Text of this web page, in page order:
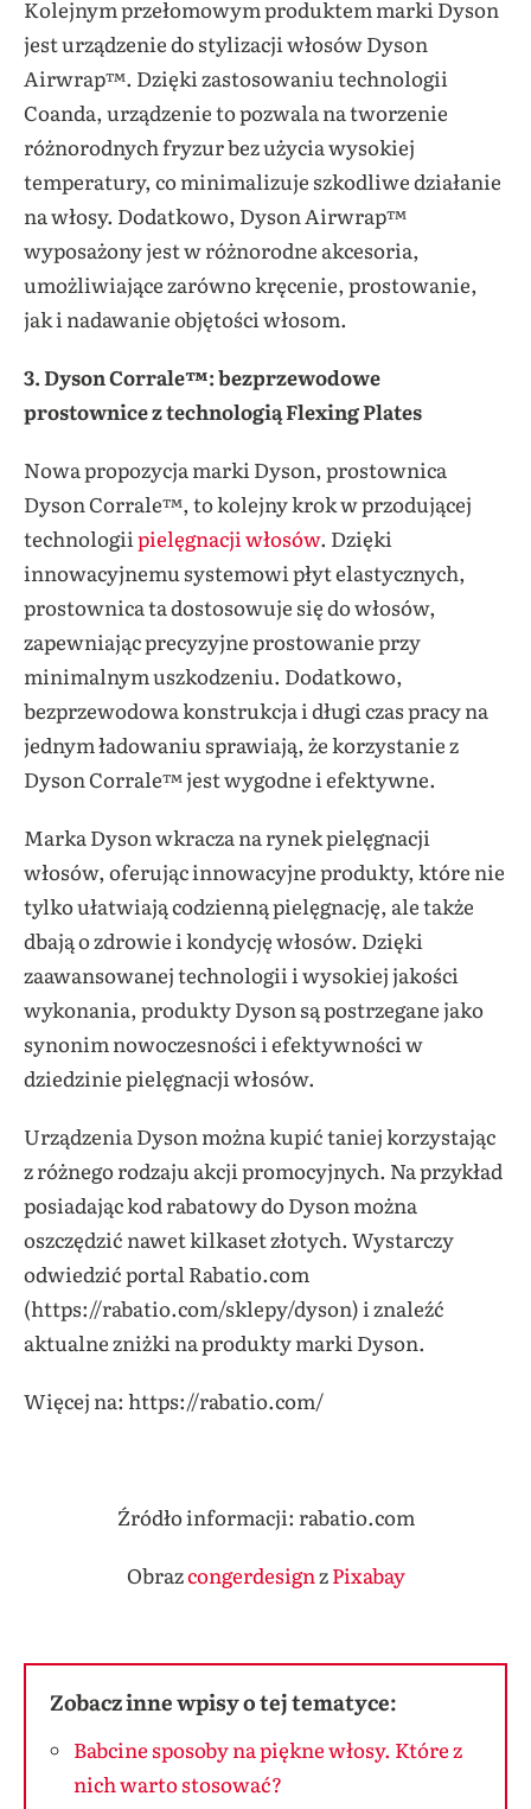
Kolejnym przełomowym produktem marki Dyson
jest urządzenie do stylizacji włosów Dyson
Airwrap™. Dzięki zastosowaniu technologii
Coanda, urządzenie to pozwala na tworzenie
różnorodnych fryzur bez użycia wysokiej
temperatury, co minimalizuje szkodliwe działanie
na włosy. Dodatkowo, Dyson Airwrap™
wyposażony jest w różnorodne akcesoria,
umożliwiające zarówno kręcenie, prostowanie,
jak i nadawanie objętości włosom.
3. Dyson Corrale™: bezprzewodowe
prostownice z technologią Flexing Plates
Nowa propozycja marki Dyson, prostownica
Dyson Corrale™, to kolejny krok w przodującej
technologiipielęgnacjiwłosów. Dzięki
innowacyjnemu systemowi płyt elastycznych,
prostownica ta dostosowuje się do włosów,
zapewniając precyzyjne prostowanie przy
minimalnym uszkodzeniu. Dodatkowo,
bezprzewodowa konstrukcja i długi czas pracy na
jednym ładowaniu sprawiają, że korzystanie z
Dyson Corrale™ jest wygodne i efektywne.
Marka Dyson wkracza na rynek pielęgnacji
włosów, oferując innowacyjne produkty, które nie
tylko ułatwiają codzienną pielęgnację, ale także
dbają o zdrowie i kondycję włosów. Dzięki
zaawansowanej technologii i wysokiej jakości
wykonania, produkty Dyson są postrzegane jako
synonim nowoczesności i efektywności w
dziedzinie pielęgnacji włosów.
Urządzenia Dyson można kupić taniej korzystając
z różnego rodzaju akcji promocyjnych. Na przykład
posiadając kod rabatowy do Dyson można
oszczędzić nawet kilkaset złotych. Wystarczy
odwiedzić portal Rabatio.com
(https://rabatio.com/sklepy/dyson) i znaleźć
aktualne zniżki na produkty marki Dyson.
Więcej na: https://rabatio.com/
Źródło informacji: rabatio.com
ObrazcongerdesignzPixabay
Zobacz inne wpisy o tej tematyce:
Babcine sposoby na piękne włosy. Które z
nich warto stosować?